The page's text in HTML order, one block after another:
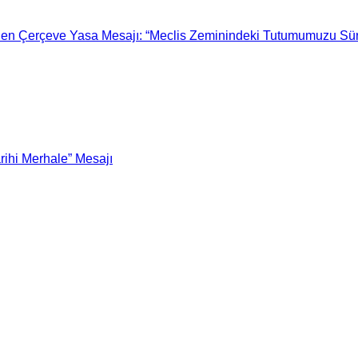
Çerçeve Yasa Mesajı: “Meclis Zeminindeki Tutumumuzu
Merhale” Mesajı